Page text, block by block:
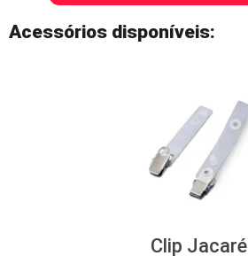
Acessórios disponíveis:
Clip Jacaré